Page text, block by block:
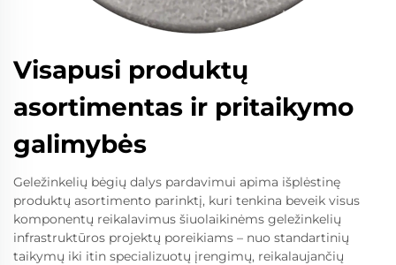
Visapusi produktų
asortimentas ir pritaikymo
galimybės
Geležinkelių bėgių dalys pardavimui apima išplėstinę
produktų asortimento parinktį, kuri tenkina beveik visus
komponentų reikalavimus šiuolaikinėms geležinkelių
infrastruktūros projektų poreikiams – nuo standartinių
taikymų iki itin specializuotų įrengimų, reikalaujančių